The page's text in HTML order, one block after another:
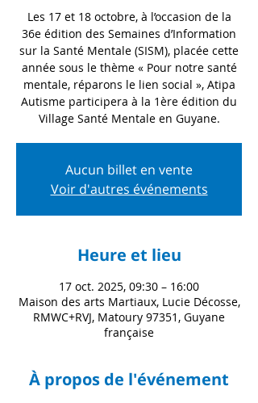
Les 17 et 18 octobre, à l’occasion de la
36e édition des Semaines d’Information
sur la Santé Mentale (SISM), placée cette
année sous le thème « Pour notre santé
mentale, réparons le lien social », Atipa
Autisme participera à la 1ère édition du
Village Santé Mentale en Guyane.
Aucun billet en vente
Voir d'autres événements
Heure et lieu
17 oct. 2025, 09:30 – 16:00
Maison des arts Martiaux, Lucie Décosse,
RMWC+RVJ, Matoury 97351, Guyane
française
À propos de l'événement